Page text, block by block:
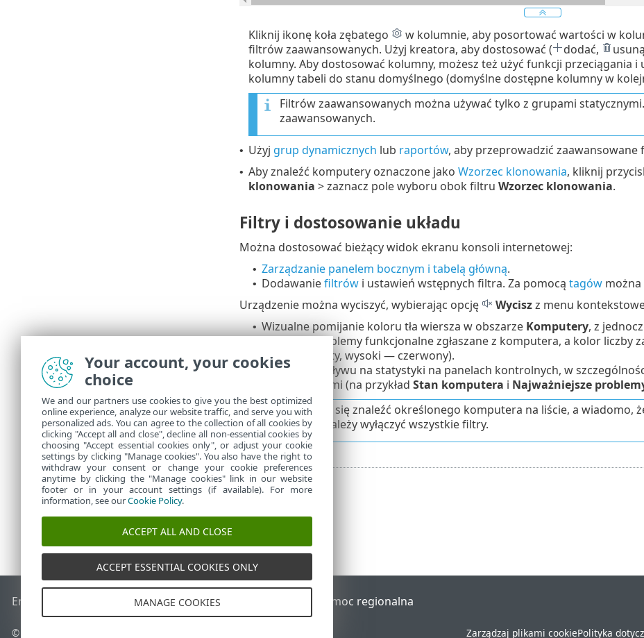
Kliknij ikonę koła zębatego w kolumnie, aby posortować wartości w
filtrów zaawansowanych. Użyj kreatora, aby dostosować (
dodać,
kolumny. Aby dostosować kolumny, możesz też użyć funkcji przeciągania i
kolumny tabeli do stanu domyślnego (domyślne dostępne kolumny w
Filtrów zaawansowanych można używać tylko z grupami
zaawansowanych.
• Użyj grup dynamicznych lub raportów, aby przeprowadzić zaawansowane
• Aby znaleźć komputery oznaczone jako Wzorzec klonowania, kliknij
klonowania > zaznacz pole wyboru obok filtru Wzorzec klonowania.
Filtry i dostosowanie układu
Można dostosować bieżący widok ekranu konsoli internetowej:
• Zarządzanie panelem bocznym i tabelą główną.
• Dodawaniefiltrówi ustawień wstępnych filtra. Za pomocą tagówmożna
Urządzenie można wyciszyć, wybierając opcję
Wyciszz menu
• Wizualne pomijanie koloru tła wiersza w obszarze Komputery, z
Alertyto problemy funkcjonalne zgłaszane z komputera, a kolor liczby
(średni — żółty, wysoki — czerwony).
• Pomijanie wpływu na statystyki na panelach kontrolnych, w
funkcjonalnymi (na przykład Stan komputera i Najważniejsze
Jeśli nie uda się znaleźć określonego komputera na liście, a wiadomo,
PROTECT, należy wyłączyć wszystkie filtry.
End of Life Baza wiedzy ESETForum ESET Pomoc regionalna
© 1992 - 2026 ESET, spol. s r.o. – Wszelkie prawa zastrzeżone. Zarządzaj plikami cookiePolityka
Your account, your cookies
choice
We and our partners use cookies to give you the best optimized
online experience, analyze our website traffic, and serve you with
personalized ads. You can agree to the collection of all cookies by
clicking "Accept all and close", decline all non-essential cookies by
choosing "Accept essential cookies only", or adjust your cookie
settings by clicking "Manage cookies". You also have the right to
withdraw your consent or change your cookie preferences
anytime by clicking the "Manage cookies" link in our website
footer or in your account settings (if available). For more
information, see ourCookie Policy.
ACCEPT ALL AND CLOSE
ACCEPT ESSENTIAL COOKIES ONLY
MANAGE COOKIES